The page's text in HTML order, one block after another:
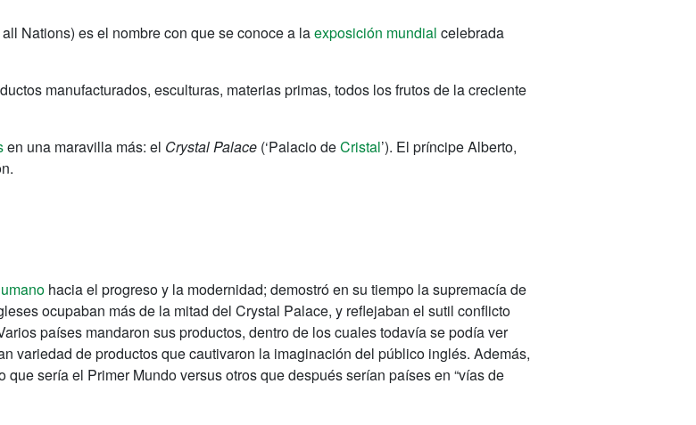
Nations) es el nombre con que se conoce a laexposición mundial celebrada
manufacturados, esculturas, materias primas, todos los frutos de la creciente
en una maravilla más: el Crystal Palace (‘Palacio deCristal’). El príncipe Alberto,
hacia el progreso y la modernidad; demostró en su tiempo la supremacía de
ocupaban más de la mitad del Crystal Palace, y reflejaban el sutil conflicto
países mandaron sus productos, dentro de los cuales todavía se podía ver
variedad de productos que cautivaron la imaginación del público inglés. Además,
sería el Primer Mundo versus otros que después serían países en “vías de